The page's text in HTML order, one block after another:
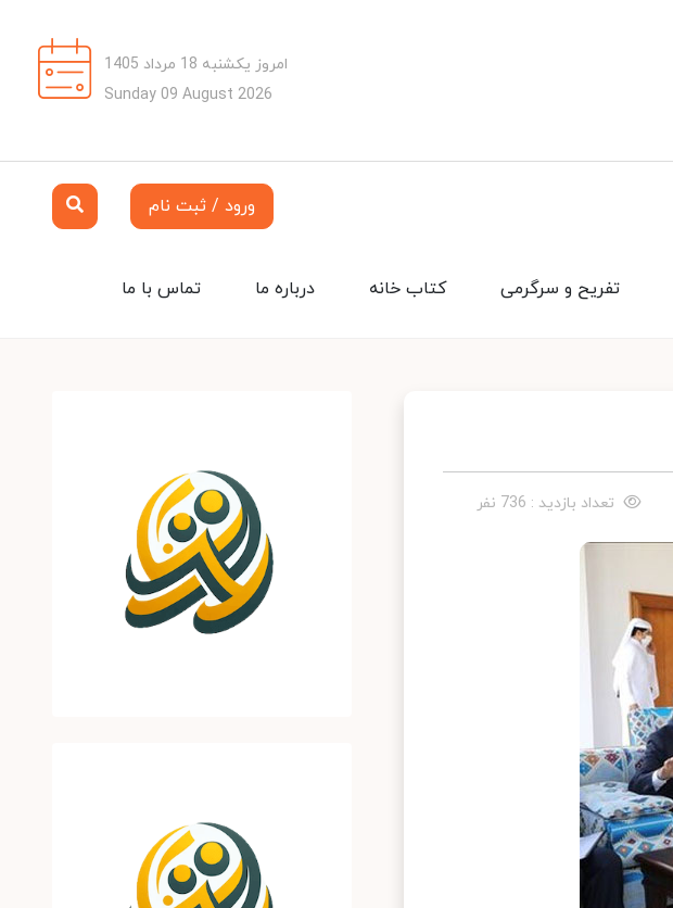
امروز یکشنبه 18 مرداد 1405
Sunday 09 August 2026
ورود / ثبت نام
تماس با ما درباره ما کتاب خانه تفریح و سرگرمی
تعداد بازدید : 736 نفر